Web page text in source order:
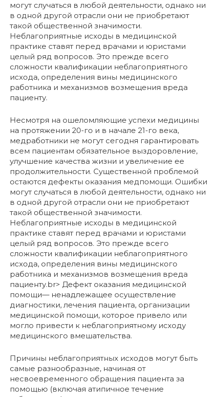
могут случаться в любой деятельности, однако ни
в одной другой отрасли они не приобретают
такой общественной значимости.
Неблагоприятные исходы в медицинской
практике ставят перед врачами и юристами
целый ряд вопросов. Это прежде всего
сложности квалификации неблагоприятного
исхода, определения вины медицинского
работника и механизмов возмещения вреда
пациенту.
Несмотря на ошеломляющие успехи медицины
на протяжении 20-го и в начале 21-го века,
медработники не могут сегодня гарантировать
всем пациентам обязательное выздоровление,
улучшение качества жизни и увеличение ее
продолжительности. Существенной проблемой
остаются дефекты оказания медпомощи. Ошибки
могут случаться в любой деятельности, однако ни
в одной другой отрасли они не приобретают
такой общественной значимости.
Неблагоприятные исходы в медицинской
практике ставят перед врачами и юристами
целый ряд вопросов. Это прежде всего
сложности квалификации неблагоприятного
исхода, определения вины медицинского
работника и механизмов возмещения вреда
пациенту.br> Дефект оказания медицинской
помощи— ненадлежащее осуществление
диагностики, лечения пациента, организации
медицинской помощи, которое привело или
могло привести к неблагоприятному исходу
медицинского вмешательства.
Причины неблагоприятных исходов могут быть
самые разнообразные, начиная от
несвоевременного обращения пациента за
помощью (включая атипичное течение